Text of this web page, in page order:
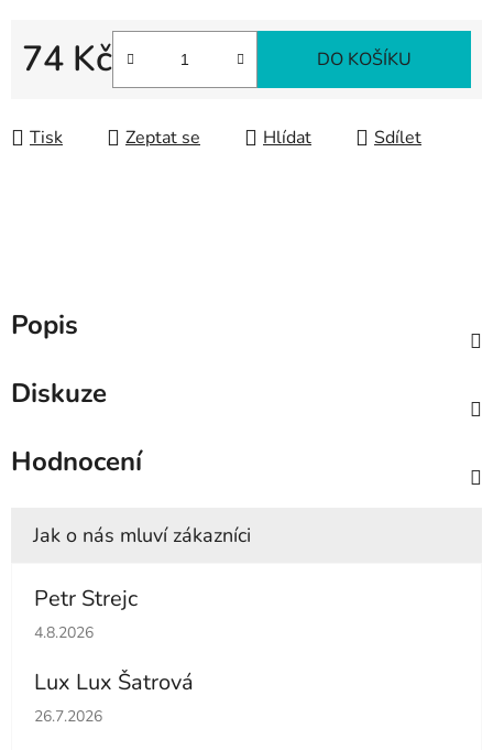
74 Kč
Měrná cena:
DO KOŠÍKU
Tisk Zeptat se Hlídat Sdílet
Popis
Diskuze
Hodnocení
Petr Strejc
Hodnocení obchodu je 5 z 5 hvězdiček.
4.8.2026
Lux Lux Šatrová
Hodnocení obchodu je 5 z 5 hvězdiček.
26.7.2026